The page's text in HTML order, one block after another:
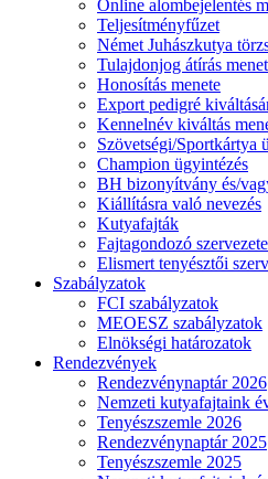
Online alombejelentés
Teljesítményfűzet
Német Juhászkutya
Tulajdonjog átírás
Honosítás menete
Export pedigré
Kennelnév kiváltás
Szövetségi/Sportkártya
Champion ügyintézés
BH bizonyítvány és/
Kiállításra való nevezés
Kutyafajták
Fajtagondozó
Elismert tenyésztői
Szabályzatok
FCI szabályzatok
MEOESZ szabályzatok
Elnökségi határozatok
Rendezvények
Rendezvénynaptár 2026
Nemzeti kutyafajtaink
Tenyészszemle 2026
Rendezvénynaptár 2025
Tenyészszemle 2025